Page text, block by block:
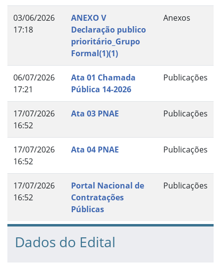
03/06/2026
17:18
ANEXO V
Declaração publico
prioritário_Grupo
Formal(1)(1)
Anexos
06/07/2026
17:21
Ata 01 Chamada
Pública 14-2026
Publicações
17/07/2026
16:52
Ata 03 PNAE Publicações
17/07/2026
16:52
Ata 04 PNAE Publicações
17/07/2026
16:52
Portal Nacional de
Contratações
Públicas
Publicações
Dados do Edital